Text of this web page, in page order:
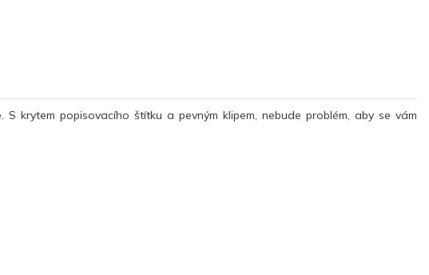
. S krytem popisovacího štítku a pevným klipem, nebude problém, aby se vám